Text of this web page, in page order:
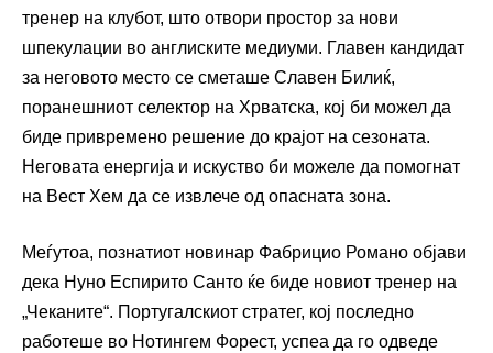
тренер на клубот, што отвори простор за нови
шпекулации во англиските медиуми. Главен кандидат
за неговото место се сметаше Славен Билиќ,
поранешниот селектор на Хрватска, кој би можел да
биде привремено решение до крајот на сезоната.
Неговата енергија и искуство би можеле да помогнат
на Вест Хем да се извлече од опасната зона.
Меѓутоа, познатиот новинар Фабрицио Романо објави
дека Нунo Еспирито Санто ќе биде новиот тренер на
„Чеканите“. Португалскиот стратег, кој последно
работеше во Нотингем Форест, успеа да го одведе